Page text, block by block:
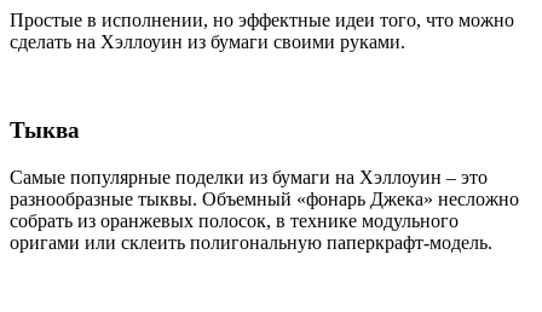
Простые в исполнении, но эффектные идеи того, что можно
сделать на Хэллоуин из бумаги своими руками.
Тыква
Самые популярные поделки из бумаги на Хэллоуин – это
разнообразные тыквы. Объемный «фонарь Джека» несложно
собрать из оранжевых полосок, в технике модульного
оригами или склеить полигональную паперкрафт-модель.